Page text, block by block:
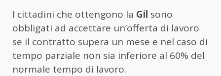
I cittadini che ottengono la Gil sono
obbligati ad accettare un’offerta di lavoro
se il contratto supera un mese e nel caso di
tempo parziale non sia inferiore al 60% del
normale tempo di lavoro.